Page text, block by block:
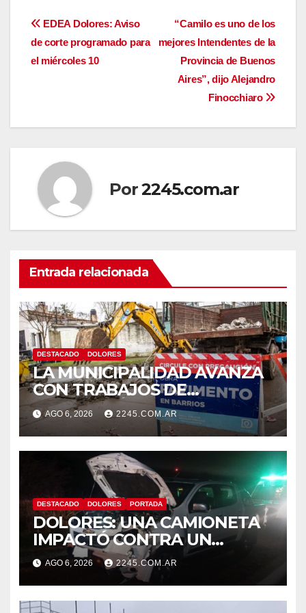
Navegación
de
“Camilo es uno de los
mejores Intendentes de la
Provincia de Buenos
Aires”, dijo Alejandro
Finocchiaro
EDEA Dolores: Aviso
de corte programado para
el miércoles 10
Por2245.com.ar
Entrada relacionada
DESTACADO DOLORES
LA MUNICIPALIDAD AVANZA
CON TRABAJOS DE
REPARACIÓN DE PAVIMENTO
EN DISTINTOS PUNTOS DE LA
CIUDAD
AGO 6, 2026 2245.COM.AR
DESTACADO DOLORES PORTADA
DOLORES: UNA CAMIONETA
IMPACTÓ CONTRA UN
ANIMAL VACUNO EN LA RUTA
63
AGO 6, 2026 2245.COM.AR